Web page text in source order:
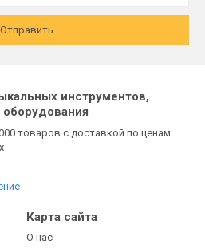
Отправить
инструментов,
оборудования
товаров с доставкой по ценам
Карта сайта
О нас